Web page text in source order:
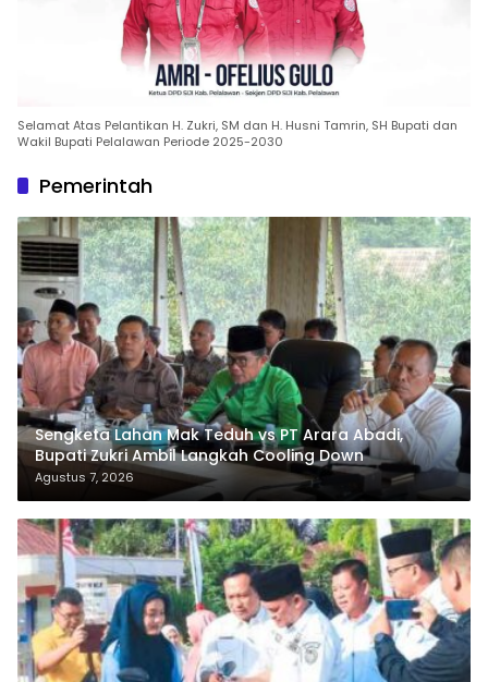
Selamat Atas Pelantikan H. Zukri, SM dan H. Husni Tamrin, SH Bupati dan
Wakil Bupati Pelalawan Periode 2025-2030
Pemerintah
Sengketa Lahan Mak Teduh vs PT Arara Abadi,
Bupati Zukri Ambil Langkah Cooling Down
Agustus 7, 2026